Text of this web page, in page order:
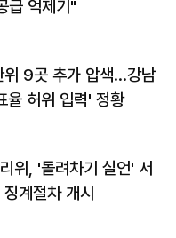
급 억제기"
위 9곳 추가 압색…강남
율 허위 입력' 정황
위, '돌려차기 실언' 서
계절차 개시